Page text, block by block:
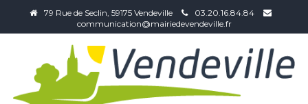
79 Rue de Seclin, 59175 Vendeville
03.20.16.84.84
communication@mairiedevendeville.fr